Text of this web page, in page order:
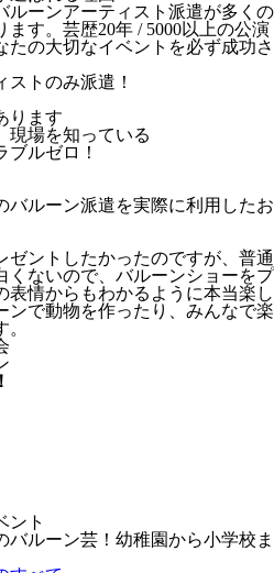
ルーンアーティスト派遣が多くの
す。芸歴20年 / 5000以上の公演
たの大切なイベントを必ず成功さ
トのみ派遣！
ります
現場を知っている
ブルゼロ！
ゼントしたかったのですが、普通
くないので、バルーンショーをプ
表情からもわかるように本当楽し
ンで動物を作ったり、みんなで楽
ント
ルーン芸！幼稚園から小学校ま